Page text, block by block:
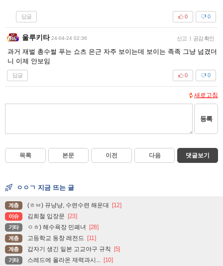
답글 0
0
울루키타 24-04-24 02:36 신고 | 공감 확인
과거 재벌 총수썰 푸는 쇼츠 은근 자주 보이는데 보이는 족족 그냥 넘겼더
니 이제 안보임
답글 0
0
새로고침
등록
목록 본문 이전 다음 댓글보기
ㅇㅇㄱ 지금 뜨는 글
계층 (ㅎㅂ) 뀨냥냥, 수련수련 해운대 [12]
이슈 김희철 입장문 [23]
기타 ㅇㅎ) 해수욕장 민폐녀 [28]
계층 고등학교 동창 레전드 [11]
계층 갑자기 생긴 일본 고교야구 규칙 [5]
기타 스레드에 올라온 재력과시... [10]